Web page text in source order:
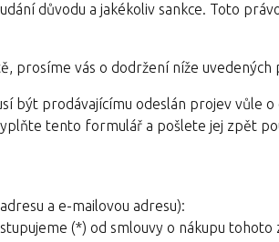
důvodu a jakékoliv sankce. Toto
prosíme vás o dodržení níže uvedených
být prodávajícímu odeslán projev vůle o
tento formulář a pošlete jej zpět
a e-mailovou adresu):
(*) od smlouvy o nákupu tohoto